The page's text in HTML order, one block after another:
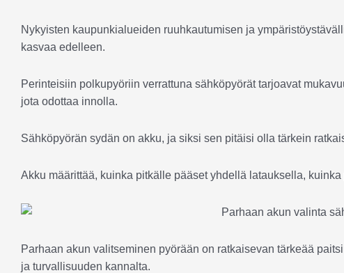
Nykyisten kaupunkialueiden ruuhkautumisen ja
kasvaa edelleen.
Perinteisiin polkupyöriin verrattuna sähköpyörät tarjoavat
jota odottaa innolla.
Sähköpyörän sydän on akku, ja siksi sen pitäisi olla tärkein
Akku määrittää, kuinka pitkälle pääset yhdellä latauksella,
Parhaan akun valitseminen pyörään on ratkaisevan tärkeää
ja turvallisuuden kannalta.